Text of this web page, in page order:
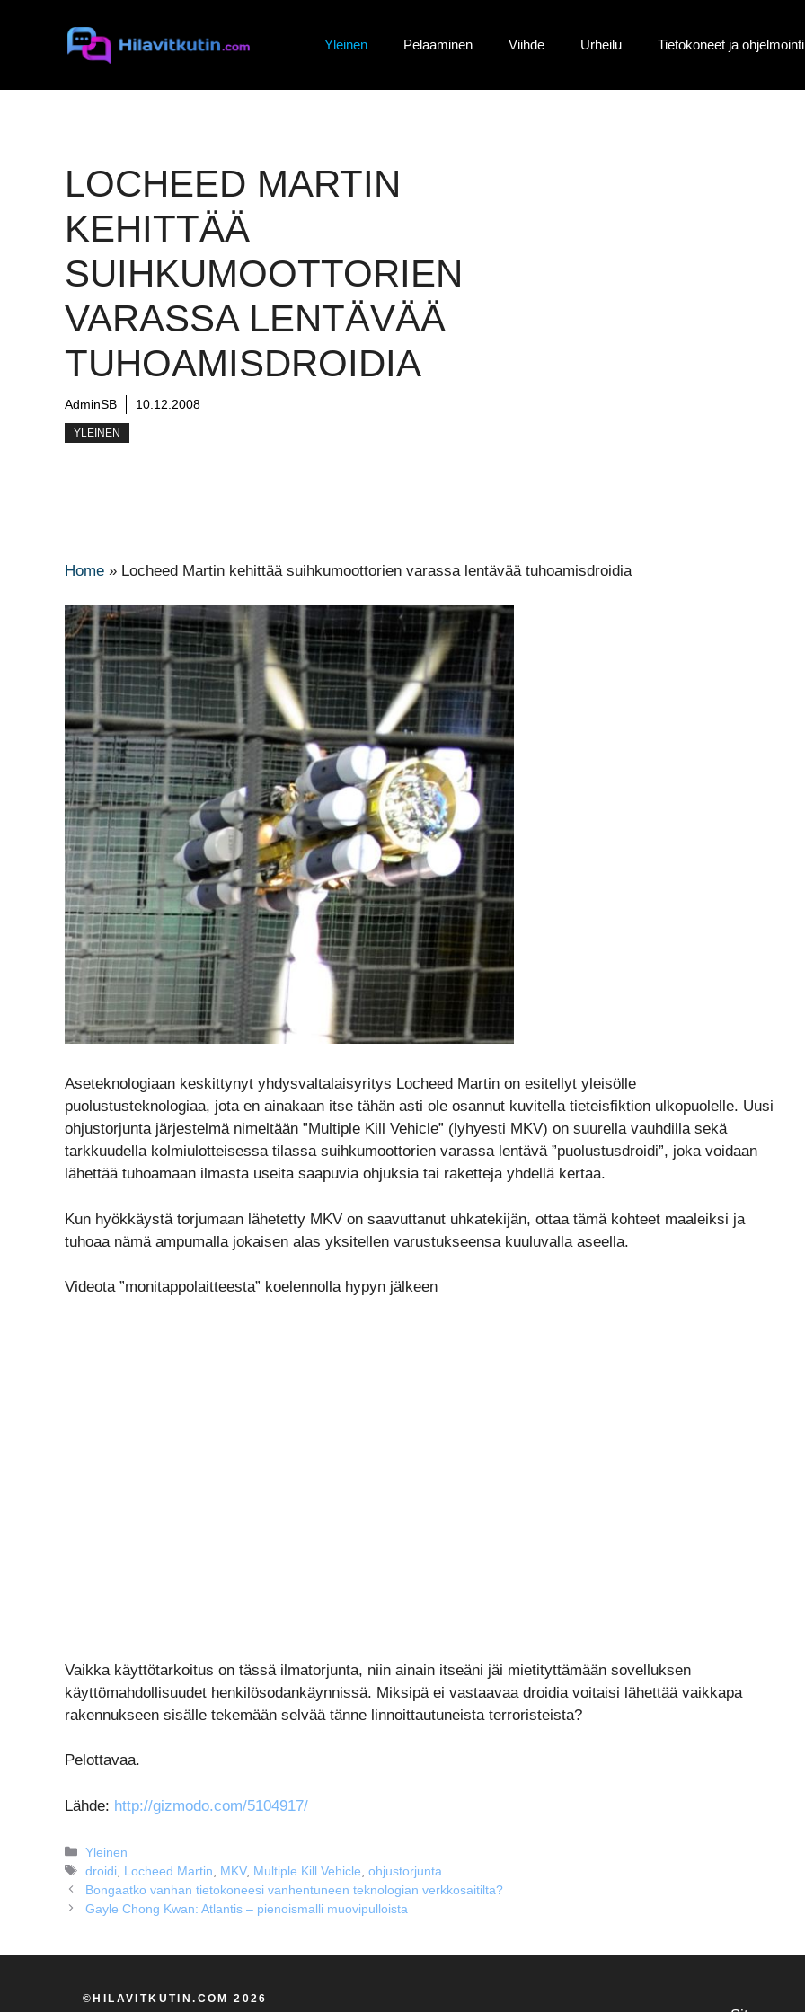
Yleinen Pelaaminen Viihde Urheilu Tietokoneet ja ohjelmointi
LOCHEED MARTIN
KEHITTÄÄ
SUIHKUMOOTTORIEN
VARASSA LENTÄVÄÄ
TUHOAMISDROIDIA
AdminSB 10.12.2008
YLEINEN
Home » Locheed Martin kehittää suihkumoottorien varassa lentävää tuhoamisdroidia
Aseteknologiaan keskittynyt yhdysvaltalaisyritys Locheed Martin on esitellyt yleisölle
puolustusteknologiaa, jota en ainakaan itse tähän asti ole osannut kuvitella tieteisfiktion ulkopuolelle. Uusi
ohjustorjunta järjestelmä nimeltään ”Multiple Kill Vehicle” (lyhyesti MKV) on suurella vauhdilla sekä
tarkkuudella kolmiulotteisessa tilassa suihkumoottorien varassa lentävä ”puolustusdroidi”, joka voidaan
lähettää tuhoamaan ilmasta useita saapuvia ohjuksia tai raketteja yhdellä kertaa.
Kun hyökkäystä torjumaan lähetetty MKV on saavuttanut uhkatekijän, ottaa tämä kohteet maaleiksi ja
tuhoaa nämä ampumalla jokaisen alas yksitellen varustukseensa kuuluvalla aseella.
Videota ”monitappolaitteesta” koelennolla hypyn jälkeen
Vaikka käyttötarkoitus on tässä ilmatorjunta, niin ainain itseäni jäi mietityttämään sovelluksen
käyttömahdollisuudet henkilösodankäynnissä. Miksipä ei vastaavaa droidia voitaisi lähettää vaikkapa
rakennukseen sisälle tekemään selvää tänne linnoittautuneista terroristeista?
Pelottavaa.
Lähde: http://gizmodo.com/5104917/
Kategoriat
Yleinen
Avainsanat
droidi Locheed Martin MKV, Multiple Kill Vehicle ,ohjustorjunta
Bongaatko vanhan tietokoneesi vanhentuneen teknologian verkkosaitilta?
Gayle Chong Kwan: Atlantis – pienoismalli muovipulloista
©HILAVITKUTIN.COM 2026